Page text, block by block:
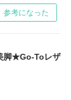
参考になった
脚★Go-Toレザ